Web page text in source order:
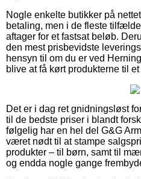
Nogle enkelte butikker på
betaling, men i de fleste
aftager for et fastsat beløb.
den mest prisbevidste
hensyn til om du er ved
blive at få kørt produkterne til
Det er i dag ret gnidningsløst
til de bedste priser i blandt
følgelig har en hel del G&G
været nødt til at stampe
produkter – til børn, samt til
og endda nogle gange